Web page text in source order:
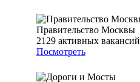
Правительство Москвы
2129 активных вакансий
Посмотреть